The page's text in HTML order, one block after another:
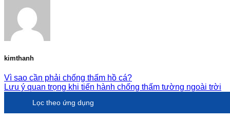
kimthanh
Vì sao cần phải chống thấm hồ cá?
Lưu ý quan trọng khi tiến hành chống thấm tường ngoài trời
Lọc theo ứng dụng